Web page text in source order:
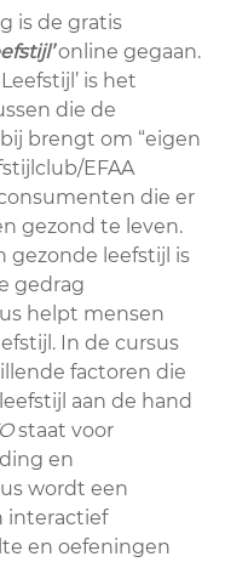
is de gratis
online gegaan.
is het
die de
brengt om “eigen
EFAA
die er
gezond te leven.
gezonde leefstijl is
gedrag
helpt mensen
In de cursus
factoren die
aan de hand
staat voor
en
wordt een
interactief
en oefeningen